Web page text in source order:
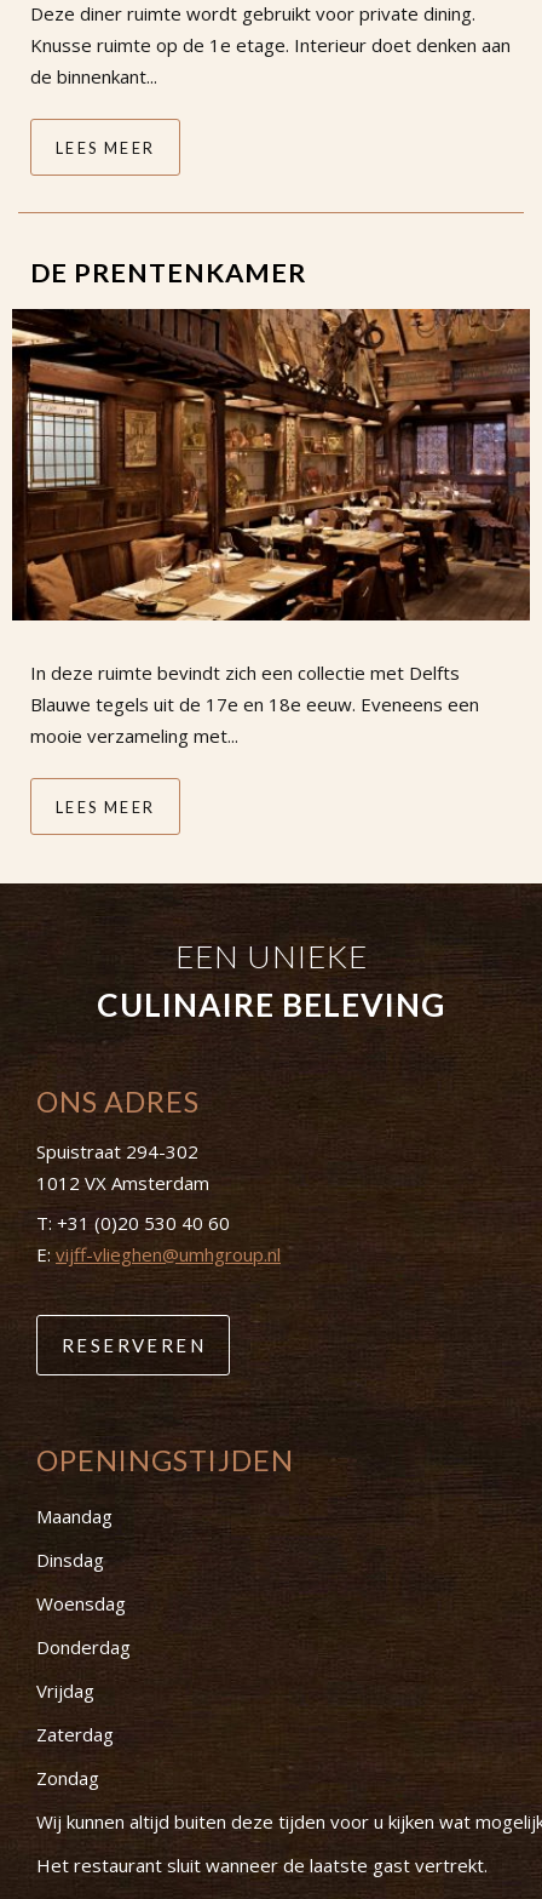
Deze diner ruimte wordt gebruikt voor private dining.
Knusse ruimte op de 1e etage. Interieur doet denken aan
de binnenkant...
LEES MEER
DE PRENTENKAMER
In deze ruimte bevindt zich een collectie met Delfts
Blauwe tegels uit de 17e en 18e eeuw. Eveneens een
mooie verzameling met...
LEES MEER
EEN UNIEKE
CULINAIRE BELEVING
ONS ADRES
Spuistraat 294-302
1012 VX Amsterdam
T: +31 (0)20 530 40 60
E: vijff-vlieghen@umhgroup.nl
RESERVEREN
OPENINGSTIJDEN
Maandag
Dinsdag
Woensdag
Donderdag
Vrijdag
Zaterdag
Zondag
Wij kunnen altijd buiten deze tijden voor u kijken wat
Het restaurant sluit wanneer de laatste gast vertrekt.